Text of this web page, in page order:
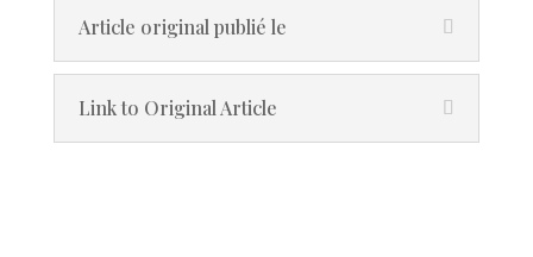
Article original publié le
Link to Original Article